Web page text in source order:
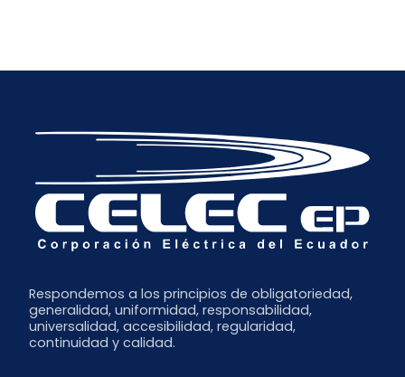
Respondemos a los principios de obligatoriedad,
generalidad, uniformidad, responsabilidad,
universalidad, accesibilidad, regularidad,
continuidad y calidad.